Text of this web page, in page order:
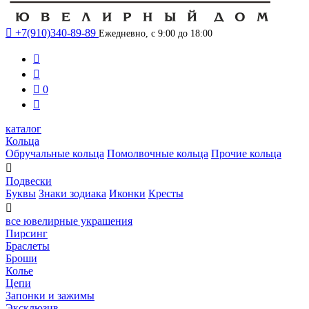
 +7(910)340-89-89 Ежедневно, с 9:00 до 18:00


 0

каталог
Кольца
Обручальные кольца Помолвочные кольца Прочие кольца

Подвески
Буквы Знаки зодиака Иконки Кресты

все ювелирные украшения
Пирсинг
Браслеты
Броши
Колье
Цепи
Запонки и зажимы